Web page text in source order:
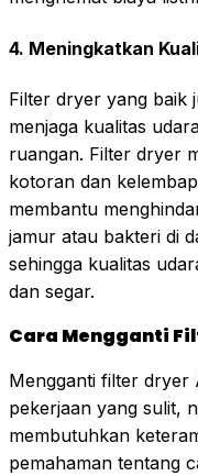
4. Meningkatkan
Filter dryer yang baik
menjaga kualitas
ruangan. Filter dryer
kotoran dan
membantu
jamur atau bakteri di
sehingga kualitas
dan segar.
Cara Mengganti
Mengganti filter dryer
pekerjaan yang sulit,
membutuhkan
pemahaman tentang